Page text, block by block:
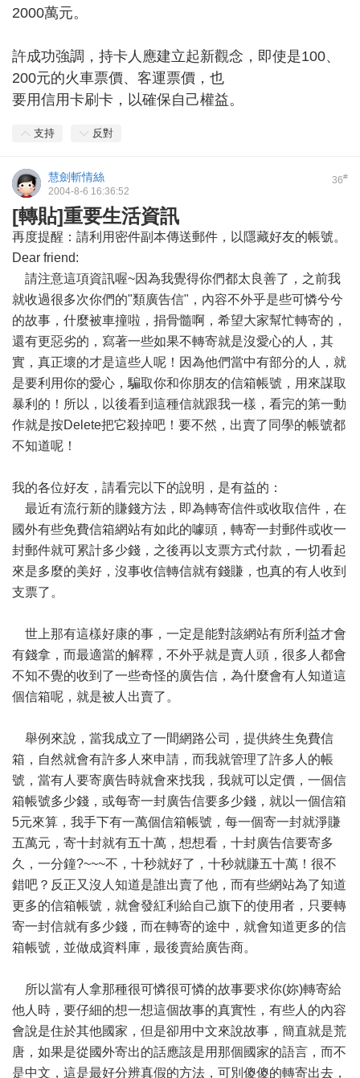
2000萬元。
許成功強調，持卡人應建立起新觀念，即使是100、
200元的火車票價、客運票價，也
要用信用卡刷卡，以確保自己權益。
支持 反對
36#
慧劍斬情絲
2004-8-6 16:36:52
[轉貼]重要生活資訊
再度提醒：請利用密件副本傳送郵件，以隱藏好友的帳號。
Dear friend:
請注意這項資訊喔~因為我覺得你們都太良善了，之前我
就收過很多次你們的"類廣告信"，內容不外乎是些可憐兮兮
的故事，什麼被車撞啦，捐骨髓啊，希望大家幫忙轉寄的，
還有更惡劣的，寫著一些如果不轉寄就是沒愛心的人，其
實，真正壞的才是這些人呢！因為他們當中有部分的人，就
是要利用你的愛心，騙取你和你朋友的信箱帳號，用來謀取
暴利的！所以，以後看到這種信就跟我一樣，看完的第一動
作就是按Delete把它殺掉吧！要不然，出賣了同學的帳號都
不知道呢！
我的各位好友，請看完以下的說明，是有益的：
最近有流行新的賺錢方法，即為轉寄信件或收取信件，在
國外有些免費信箱網站有如此的噱頭，轉寄一封郵件或收一
封郵件就可累計多少錢，之後再以支票方式付款，一切看起
來是多麼的美好，沒事收信轉信就有錢賺，也真的有人收到
支票了。
世上那有這樣好康的事，一定是能對該網站有所利益才會
有錢拿，而最適當的解釋，不外乎就是賣人頭，很多人都會
不知不覺的收到了一些奇怪的廣告信，為什麼會有人知道這
個信箱呢，就是被人出賣了。
舉例來說，當我成立了一間網路公司，提供終生免費信
箱，自然就會有許多人來申請，而我就管理了許多人的帳
號，當有人要寄廣告時就會來找我，我就可以定價，一個信
箱帳號多少錢，或每寄一封廣告信要多少錢，就以一個信箱
5元來算，我手下有一萬個信箱帳號，每一個寄一封就淨賺
五萬元，寄十封就有五十萬，想想看，十封廣告信要寄多
久，一分鐘?~~~不，十秒就好了，十秒就賺五十萬！很不
錯吧？反正又沒人知道是誰出賣了他，而有些網站為了知道
更多的信箱帳號，就會發紅利給自己旗下的使用者，只要轉
寄一封信就有多少錢，而在轉寄的途中，就會知道更多的信
箱帳號，並做成資料庫，最後賣給廣告商。
所以當有人拿那種很可憐很可憐的故事要求你(妳)轉寄給
他人時，要仔細的想一想這個故事的真實性，有些人的內容
會說是住於其他國家，但是卻用中文來說故事，簡直就是荒
唐，如果是從國外寄出的話應該是用那個國家的語言，而不
是中文，這是最好分辨真假的方法，可別傻傻的轉寄出去，